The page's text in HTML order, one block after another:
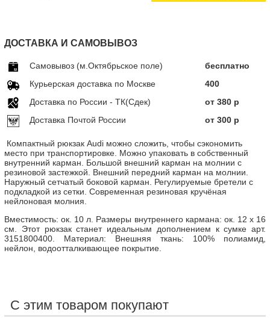
ДОСТАВКА И САМОВЫВОЗ
Самовывоз (м.Октябрьское поле)
бесплатно
Курьерская доставка по Москве
400
Доставка по Росcии - ТК(Сдек)
от 380 р
Доставка Почтой России
от 300 р
Компактный рюкзак Audi можно сложить, чтобы сэкономить
место при транспортировке. Можно упаковать в собственный
внутренний карман. Большой внешний карман на молнии с
резиновой застежкой. Внешний передний карман на молнии.
Наружный сетчатый боковой карман. Регулируемые бретели с
подкладкой из сетки. Современная резиновая кручёная
нейлоновая молния.
Вместимость: ок. 10 л. Размеры внутреннего кармана: ок. 12 х 16
см. Этот рюкзак станет идеальным дополнением к сумке арт.
3151800400. Материал: Внешняя ткань: 100% полиамид,
нейлон, водоотталкивающее покрытие.
С этим товаром покупают